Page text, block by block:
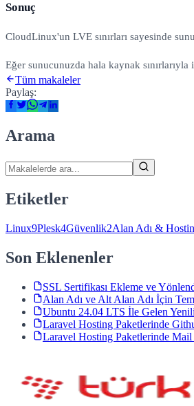
Sonuç
CloudLinux'un LVE sınırları sayesinde
Eğer sunucunuzda hala kaynak sınırlarıyla
Tüm makaleler
Paylaş:
Arama
Etiketler
Linux9Plesk4Güvenlik2Alan Adı &
Son Eklenenler
SSL Sertifikası Ekleme ve
Alan Adı ve Alt Alan Adı İçin
Ubuntu 24.04 LTS İle Gelen
Laravel Hosting Paketlerinde
Laravel Hosting Paketlerinde Mail